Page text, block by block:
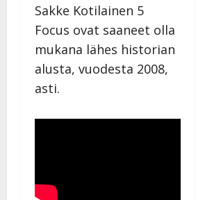
Sakke Kotilainen 5
Focus ovat saaneet olla
mukana lähes historian
alusta, vuodesta 2008,
asti.